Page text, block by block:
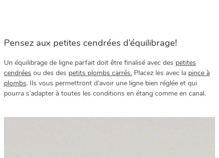
Pensez aux petites cendrées d’équilibrage!
Un équilibrage de ligne parfait doit être finalisé avec des petites
cendrées ou des des petits plombs carrés. Placez les avec la pince à
plombs. Ils vous permettront d’avoir une ligne bien réglée et qui
pourra s’adapter à toutes les conditions en étang comme en canal.